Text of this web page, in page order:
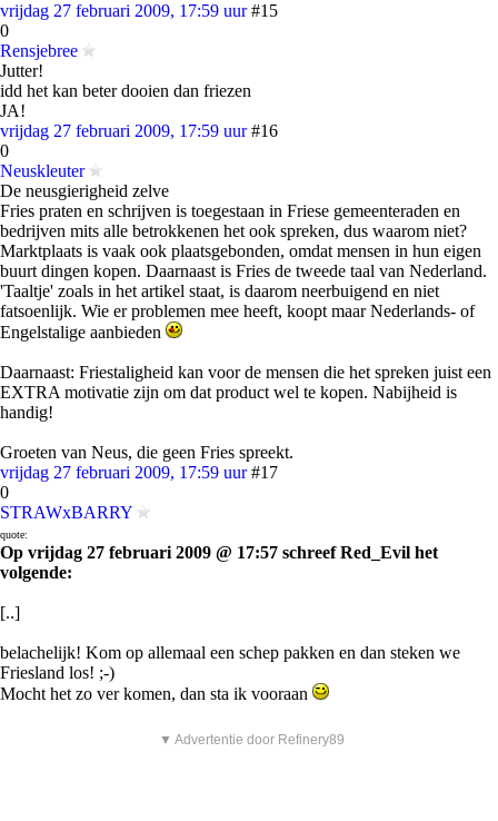
vrijdag 27 februari 2009, 17:59 uur #15
0
Rensjebree
Jutter!
idd het kan beter dooien dan friezen
JA!
vrijdag 27 februari 2009, 17:59 uur #16
0
Neuskleuter
De neusgierigheid zelve
Fries praten en schrijven is toegestaan in Friese gemeenteraden en
bedrijven mits alle betrokkenen het ook spreken, dus waarom niet?
Marktplaats is vaak ook plaatsgebonden, omdat mensen in hun eigen
buurt dingen kopen. Daarnaast is Fries de tweede taal van Nederland.
'Taaltje' zoals in het artikel staat, is daarom neerbuigend en niet
fatsoenlijk. Wie er problemen mee heeft, koopt maar Nederlands- of
Engelstalige aanbieden
Daarnaast: Friestaligheid kan voor de mensen die het spreken juist een
EXTRA motivatie zijn om dat product wel te kopen. Nabijheid is
handig!
Groeten van Neus, die geen Fries spreekt.
vrijdag 27 februari 2009, 17:59 uur #17
0
STRAWxBARRY
quote:
Op vrijdag 27 februari 2009 @ 17:57 schreef Red_Evil het
volgende:
[..]
belachelijk! Kom op allemaal een schep pakken en dan steken we
Friesland los! ;-)
Mocht het zo ver komen, dan sta ik vooraan
▼ Advertentie door Refinery89